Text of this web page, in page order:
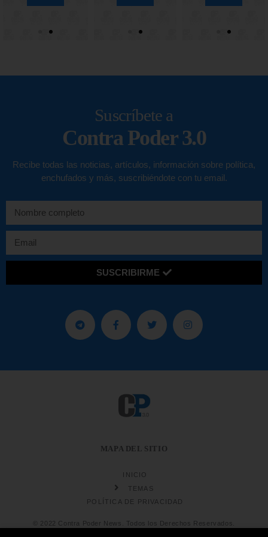
Suscríbete a
Contra Poder 3.0
Recibe todas las noticias, artículos, información sobre política,
enchufados y más, suscribiéndote con tu email.
SUSCRIBIRME
MAPA DEL SITIO
INICIO
TEMAS
POLÍTICA DE PRIVACIDAD
© 2022 Contra Poder News. Todos los Derechos Reservados.